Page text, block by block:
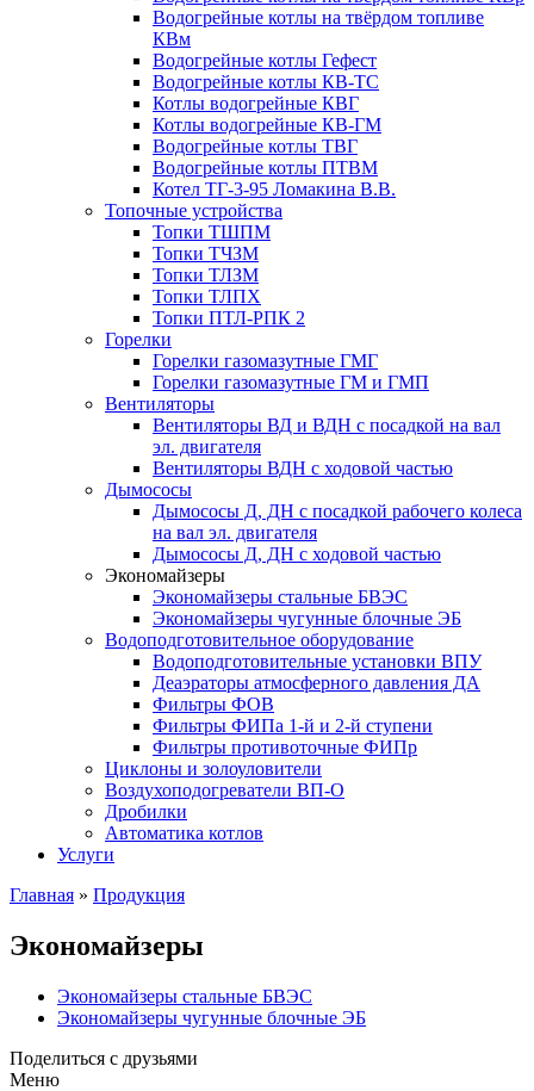
Водогрейные котлы на твёрдом топливе
КВм
Водогрейные котлы Гефест
Водогрейные котлы КВ-ТС
Котлы водогрейные КВГ
Котлы водогрейные КВ-ГМ
Водогрейные котлы ТВГ
Водогрейные котлы ПТВМ
Котел ТГ-3-95 Ломакина В.В.
Топочные устройства
Топки ТШПМ
Топки ТЧЗМ
Топки ТЛЗМ
Топки ТЛПХ
Топки ПТЛ-РПК 2
Горелки
Горелки газомазутные ГМГ
Горелки газомазутные ГМ и ГМП
Вентиляторы
Вентиляторы ВД и ВДН с посадкой на вал
эл. двигателя
Вентиляторы ВДН с ходовой частью
Дымососы
Дымососы Д, ДН с посадкой рабочего колеса
на вал эл. двигателя
Дымососы Д, ДН с ходовой частью
Экономайзеры
Экономайзеры стальные БВЭС
Экономайзеры чугунные блочные ЭБ
Водоподготовительное оборудование
Водоподготовительные установки ВПУ
Деаэраторы атмосферного давления ДА
Фильтры ФОВ
Фильтры ФИПа 1-й и 2-й ступени
Фильтры противоточные ФИПр
Циклоны и золоуловители
Воздухоподогреватели ВП-О
Дробилки
Автоматика котлов
Услуги
Главная » Продукция
Экономайзеры
Экономайзеры стальные БВЭС
Экономайзеры чугунные блочные ЭБ
Поделиться с друзьями
Меню